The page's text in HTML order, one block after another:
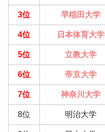
3位 早稲田大学
4位 日本体育大学
5位 立教大学
6位 帝京大学
7位 神奈川大学
8位 明治大学